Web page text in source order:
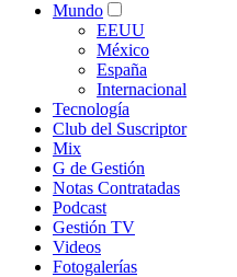
Mundo
EEUU
México
España
Internacional
Tecnología
Club del Suscriptor
Mix
G de Gestión
Notas Contratadas
Podcast
Gestión TV
Videos
Fotogalerías